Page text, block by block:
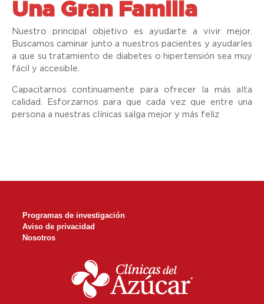
Una Gran Familia
Nuestro principal objetivo es ayudarte a vivir mejor.
Buscamos caminar junto a nuestros pacientes y ayudarles
a que su tratamiento de diabetes o hipertensión sea muy
fácil y accesible.
Capacitarnos continuamente para ofrecer la más alta
calidad. Esforzarnos para que cada vez que entre una
persona a nuestras clínicas salga mejor y más feliz
Programas de investigación
Aviso de privacidad
Nosotros